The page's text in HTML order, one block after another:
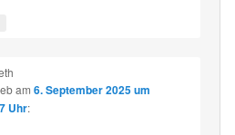
am 6. September 2025 um
Uhr: